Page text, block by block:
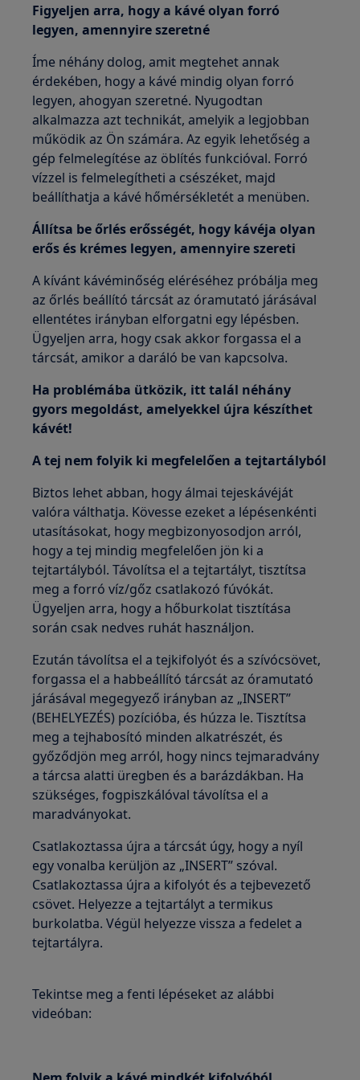
Figyeljen arra, hogy a kávé olyan forró
legyen, amennyire szeretné
Íme néhány dolog, amit megtehet annak
érdekében, hogy a kávé mindig olyan forró
legyen, ahogyan szeretné. Nyugodtan
alkalmazza azt technikát, amelyik a legjobban
működik az Ön számára. Az egyik lehetőség a
gép felmelegítése az öblítés funkcióval. Forró
vízzel is felmelegítheti a csészéket, majd
beállíthatja a kávé hőmérsékletét a menüben.
Állítsa be őrlés erősségét, hogy kávéja olyan
erős és krémes legyen, amennyire szereti
A kívánt kávéminőség eléréséhez próbálja meg
az őrlés beállító tárcsát az óramutató járásával
ellentétes irányban elforgatni egy lépésben.
Ügyeljen arra, hogy csak akkor forgassa el a
tárcsát, amikor a daráló be van kapcsolva.
Ha problémába ütközik, itt talál néhány
gyors megoldást, amelyekkel újra készíthet
kávét!
A tej nem folyik ki megfelelően a tejtartályból
Biztos lehet abban, hogy álmai tejeskávéját
valóra válthatja. Kövesse ezeket a lépésenkénti
utasításokat, hogy megbizonyosodjon arról,
hogy a tej mindig megfelelően jön ki a
tejtartályból. Távolítsa el a tejtartályt, tisztítsa
meg a forró víz/gőz csatlakozó fúvókát.
Ügyeljen arra, hogy a hőburkolat tisztítása
során csak nedves ruhát használjon.
Ezután távolítsa el a tejkifolyót és a szívócsövet,
forgassa el a habbeállító tárcsát az óramutató
járásával megegyező irányban az „INSERT”
(BEHELYEZÉS) pozícióba, és húzza le. Tisztítsa
meg a tejhabosító minden alkatrészét, és
győződjön meg arról, hogy nincs tejmaradvány
a tárcsa alatti üregben és a barázdákban. Ha
szükséges, fogpiszkálóval távolítsa el a
maradványokat.
Csatlakoztassa újra a tárcsát úgy, hogy a nyíl
egy vonalba kerüljön az „INSERT” szóval.
Csatlakoztassa újra a kifolyót és a tejbevezető
csövet. Helyezze a tejtartályt a termikus
burkolatba. Végül helyezze vissza a fedelet a
tejtartályra.
Tekintse meg a fenti lépéseket az alábbi
videóban: